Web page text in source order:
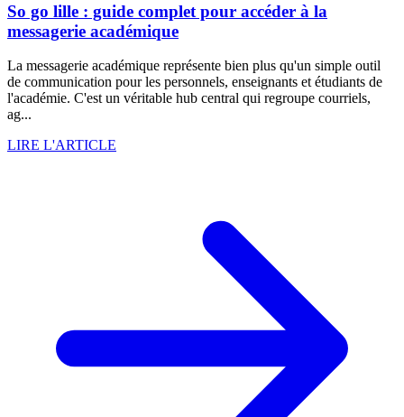
So go lille : guide complet pour accéder à la
messagerie académique
La messagerie académique représente bien plus qu'un simple outil
de communication pour les personnels, enseignants et étudiants de
l'académie. C'est un véritable hub central qui regroupe courriels,
ag...
LIRE L'ARTICLE